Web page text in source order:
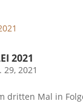
2021
29, 2021
dritten Mal in